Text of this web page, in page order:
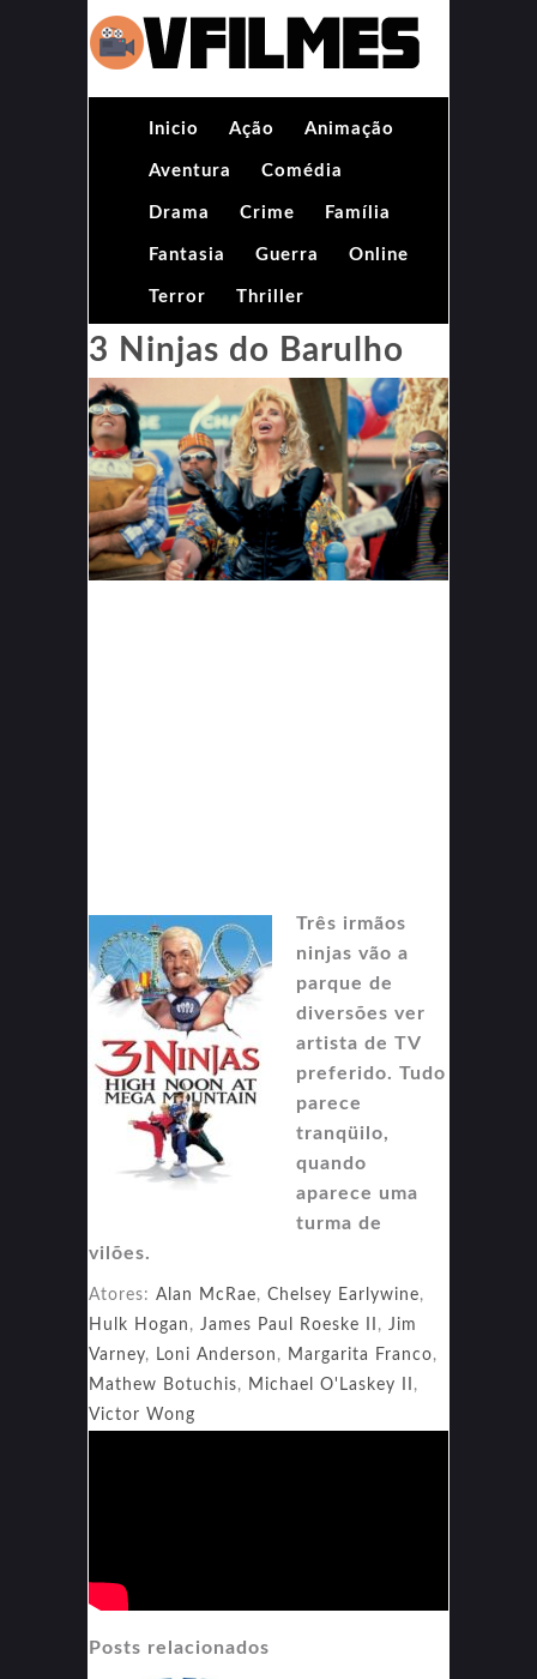
Inicio Ação Animação
Aventura Comédia
Drama Crime Família
Fantasia Guerra Online
Terror Thriller
3 Ninjas do Barulho
Três irmãos
ninjas vão a
parque de
diversões ver
artista de TV
preferido. Tudo
parece
tranqüilo,
quando
aparece uma
turma de
vilões.
Atores: Alan McRae, Chelsey Earlywine,
Hulk Hogan , James Paul Roeske II , Jim
Varney, Loni Anderson , Margarita Franco,
Mathew Botuchis, Michael O'Laskey II ,
Victor Wong
Posts relacionados